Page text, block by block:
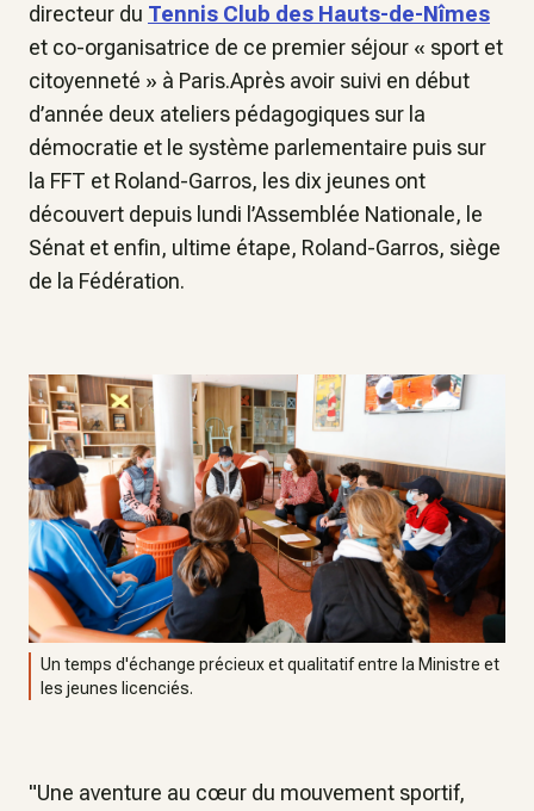
directeur du Tennis Club des Hauts-de-Nîmes
et co-organisatrice de ce premier séjour « sport et
citoyenneté » à Paris.Après avoir suivi en début
d’année deux ateliers pédagogiques sur la
démocratie et le système parlementaire puis sur
la FFT et Roland-Garros, les dix jeunes ont
découvert depuis lundi l’Assemblée Nationale, le
Sénat et enfin, ultime étape, Roland-Garros, siège
de la Fédération.
Un temps d'échange précieux et qualitatif entre la Ministre et
les jeunes licenciés.
"Une aventure au cœur du mouvement sportif,